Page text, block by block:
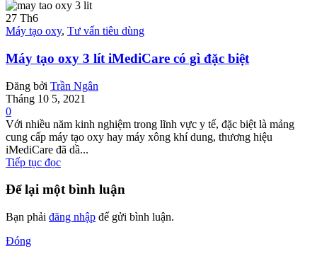
27 Th6
Máy tạo oxy, Tư vấn tiêu dùng
Máy tạo oxy 3 lít iMediCare có gì đặc biệt
Đăng bởi Trần Ngân
Tháng 10 5, 2021
0
Với nhiều năm kinh nghiệm trong lĩnh vực y tế, đặc biệt là mảng
cung cấp máy tạo oxy hay máy xông khí dung, thương hiệu
iMediCare đã dầ...
Tiếp tục đọc
Để lại một bình luận
Bạn phải đăng nhập để gửi bình luận.
Đóng